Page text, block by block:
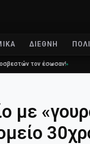
ΔΙΕΘΝΉ
Επίδομα
με